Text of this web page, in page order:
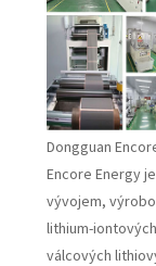
Dongguan
Encore Energy
vývojem,
lithium-
válcových